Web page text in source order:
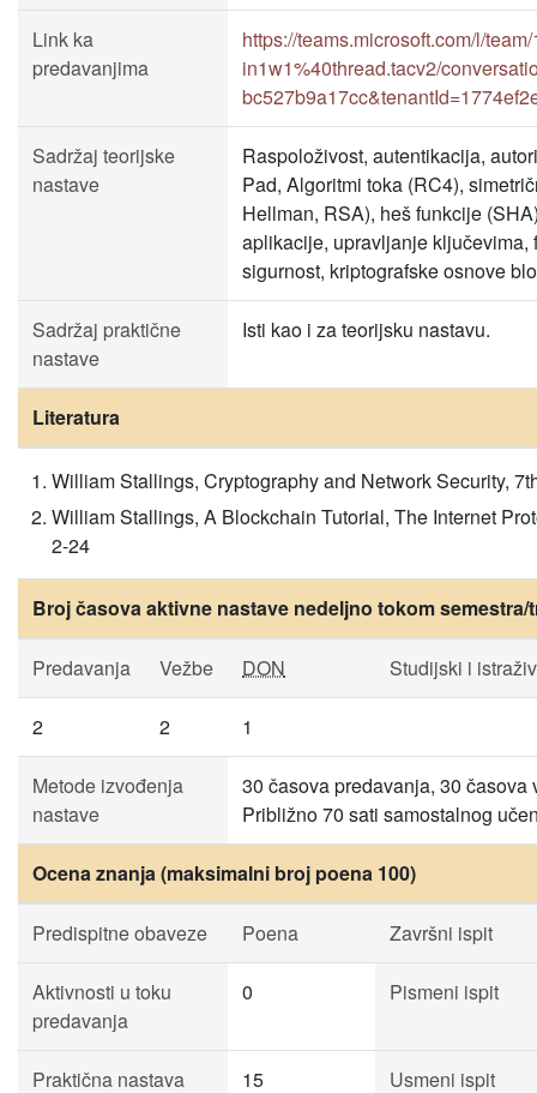
Link ka
predavanjima
https://teams.microsoft.com/l/
in1w1%40thread.tacv2/
Sadržaj teorijske
nastave
Raspoloživost, autentikacija,
Pad, Algoritmi toka (RC4),
Hellman, RSA), heš funkcije
aplikacije, upravljanje ključevima,
sigurnost, kriptografske osnove
Sadržaj praktične
nastave
Isti kao i za teorijsku nastavu.
Literatura
William Stallings, Cryptography and Network Security,
William Stallings, A Blockchain Tutorial, The Internet
2-24
Broj časova aktivne nastave nedeljno tokom
Predavanja Vežbe DON Studijski i
2 2 1
Metode izvođenja
nastave
30 časova predavanja, 30
Približno 70 sati samostalnog
Ocena znanja (maksimalni broj poena 100)
Predispitne obaveze Poena Završni ispit
Aktivnosti u toku
predavanja
0 Pismeni ispit
Praktična nastava 15 Usmeni ispit